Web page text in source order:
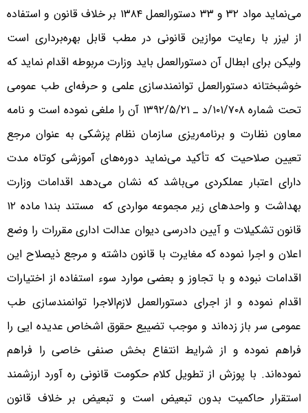
می‌نماید مواد ۳۲ و ۳۳ دستورالعمل ۱۳۸۴ بر خلاف قانون و استفاده
از لیزر با رعایت موازین قانونی در مطب قابل بهره‌برداری است
ولیکن برای ابطال آن دستورالعمل باید وزارت مربوطه اقدام نماید که
خوشبختانه دستورالعمل توانمندسازی علمی و حرفه‌ای طب عمومی
تحت شماره ۱۰۱/۷۰۸/د ـ ۱۳۹۲/۵/۲۱ آن را ملغی نموده است و نامه
معاون نظارت و برنامه‌ریزی سازمان نظام پزشکی به عنوان مرجع
تعیین صلاحیت که تأکید می‌نماید دوره‌های آموزشی کوتاه مدت
دارای اعتبار عملکردی می‌باشد که نشان می‌دهد اقدامات وزارت
بهداشت و واحدهای زیر مجموعه مواردی که مستند بند۱ ماده ۱۲
قانون تشکیلات و آیین دادرسی دیوان عدالت اداری مقررات را وضع
اعلان و اجرا نموده که مغایرت با قانون داشته و مرجع ذیصلاح این
اقدامات نبوده و با تجاوز و بعضی موارد سوء استفاده از اختیارات
اقدام نموده و از اجرای دستورالعمل لازم‌الاجرا توانمندسازی طب
عمومی سر باز زده‌اند و موجب تضییع حقوق اشخاص عدیده ایی را
فراهم نموده و از شرایط انتفاع بخش صنفی خاصی را فراهم
نموده‌اند. با پوزش از تطویل کلام حکومت قانونی ره آورد ارزشمند
استقرار حاکمیت بدون تبعیض است و تبعیض بر خلاف قانون